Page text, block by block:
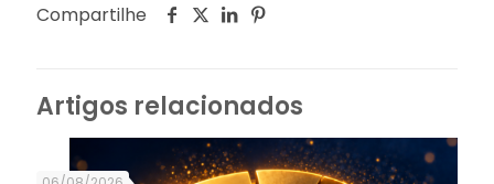
Compartilhe
Artigos relacionados